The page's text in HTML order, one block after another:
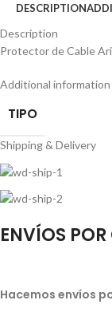
DESCRIPTION
Description
Protector de Cable
Additional information
TIPO
Shipping & Delivery
ENVÍOS
Hacemos envíos